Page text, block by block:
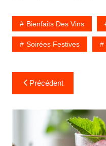
Bienfaits Des Vins
Soirées Festives
Navigation
de
l’article
Précédent